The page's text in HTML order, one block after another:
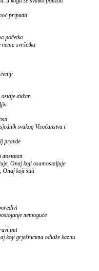
pripada
početka
svršetka
dužan
svakog Visočanstva i
pravde
dostatan
Onaj koji osamostaljuje
Onaj koji štiti
nemoguće
put
koji grješnicima odlaže kaznu